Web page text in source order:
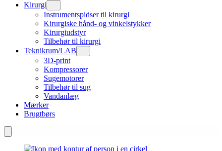
Kirurgi
Instrumentspidser til kirurgi
Kirurgiske hånd- og vinkelstykker
Kirurgiudstyr
Tilbehør til kirurgi
Teknikrum/LAB
3D-print
Kompressorer
Sugemotorer
Tilbehør til sug
Vandanlæg
Mærker
Brugtbørs